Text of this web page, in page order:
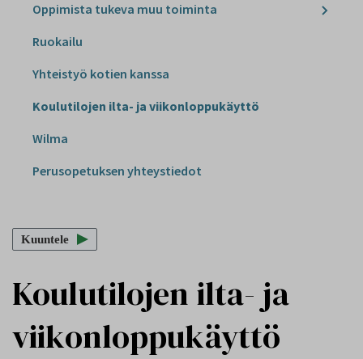
Oppimista tukeva muu toiminta
Ruokailu
Yhteistyö kotien kanssa
Koulutilojen ilta- ja viikonloppukäyttö
Wilma
Perusopetuksen yhteystiedot
Kuuntele
Koulutilojen ilta- ja
viikonloppukäyttö